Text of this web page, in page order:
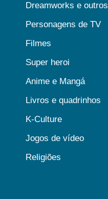
Dreamworks e outros
Personagens de TV
Filmes
Super heroi
Anime e Mangá
Livros e quadrinhos
K-Culture
Jogos de vídeo
Religiões